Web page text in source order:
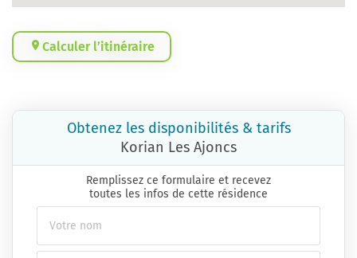
Calculer l’itinéraire
Obtenez les disponibilités & tarifs
Korian Les Ajoncs
Remplissez ce formulaire et recevez
toutes les infos de cette résidence